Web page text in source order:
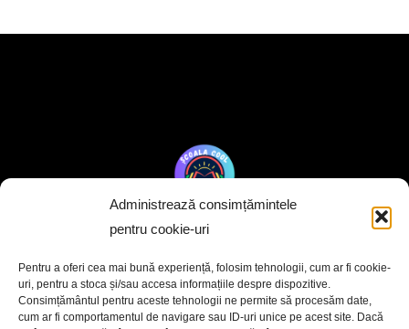
Administrează consimțămintele
pentru cookie-uri
Pentru a oferi cea mai bună experiență, folosim tehnologii, cum ar fi cookie-
uri, pentru a stoca și/sau accesa informațiile despre dispozitive.
Consimțământul pentru aceste tehnologii ne permite să procesăm date,
cum ar fi comportamentul de navigare sau ID-uri unice pe acest site. Dacă
Școala Cool